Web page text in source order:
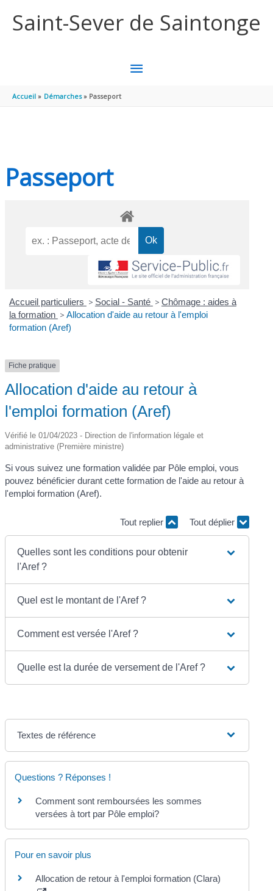
Saint-Sever de Saintonge
MENU
Accueil Démarches Passeport
Passeport
Accueil particuliers > Social - Santé > Chômage : aides à
la formation > Allocation d'aide au retour à l'emploi
formation (Aref)
Fiche pratique
Allocation d'aide au retour à
l'emploi formation (Aref)
Vérifié le 01/04/2023 - Direction de l'information légale et
administrative (Première ministre)
Si vous suivez une formation validée par Pôle emploi, vous
pouvez bénéficier durant cette formation de l'aide au retour à
l'emploi formation (Aref).
Tout replier Tout déplier
Quelles sont les conditions pour obtenir
l'Aref ?
Quel est le montant de l'Aref ?
Comment est versée l'Aref ?
Quelle est la durée de versement de l'Aref ?
Textes de référence
Questions ? Réponses !
Comment sont remboursées les sommes
versées à tort par Pôle emploi?
Pour en savoir plus
Allocation de retour à l'emploi formation (Clara)